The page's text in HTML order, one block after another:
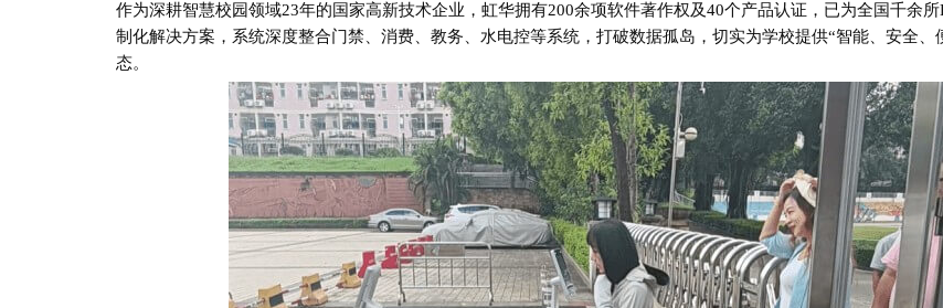
作为深耕智慧校园领域23年的国家高新技术企业，虹华拥有200余项软件著作权及40个产品认证，已为全国千余
制化解决方案，系统深度整合门禁、消费、教务、水电控等系统，打破数据孤岛，切实为学校提供“智能、安全、
态。